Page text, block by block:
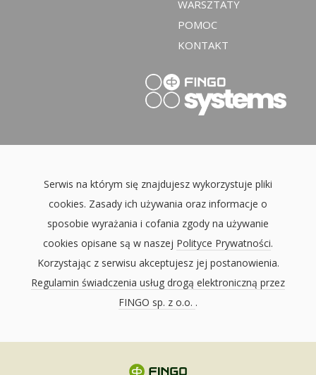
WARSZTATY
POMOC
KONTAKT
Serwis na którym się znajdujesz wykorzystuje pliki
cookies. Zasady ich używania oraz informacje o
sposobie wyrażania i cofania zgody na używanie
cookies opisane są w naszej Polityce Prywatności.
Korzystając z serwisu akceptujesz jej postanowienia.
Regulamin świadczenia usług drogą elektroniczną przez
FINGO sp. z o.o. .